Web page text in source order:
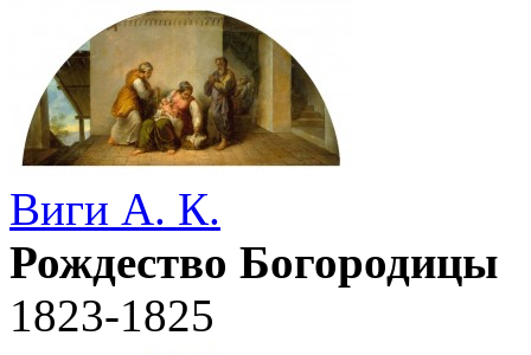
Виги А. К.
Рождество Богородицы
1823-1825